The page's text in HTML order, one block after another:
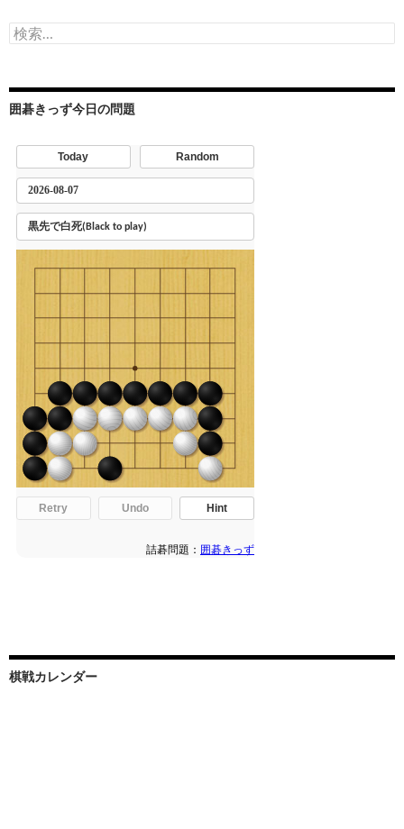
検
索:
囲碁きっず今日の問題
棋戦カレンダー